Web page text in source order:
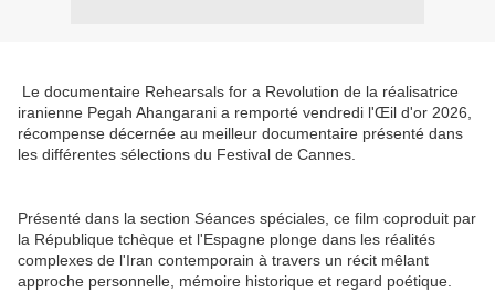
Le documentaire Rehearsals for a Revolution de la réalisatrice
iranienne Pegah Ahangarani a remporté vendredi l'Œil d'or 2026,
récompense décernée au meilleur documentaire présenté dans
les différentes sélections du Festival de Cannes.
Présenté dans la section Séances spéciales, ce film coproduit par
la République tchèque et l'Espagne plonge dans les réalités
complexes de l'Iran contemporain à travers un récit mêlant
approche personnelle, mémoire historique et regard poétique.